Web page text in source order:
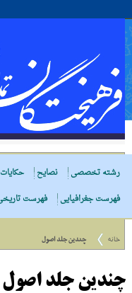
رشته تخصصی
نصایح حکایات
فهرست جغرافیایی
فهرست
خانه چندین جلد اصول
چندین جلد اصول